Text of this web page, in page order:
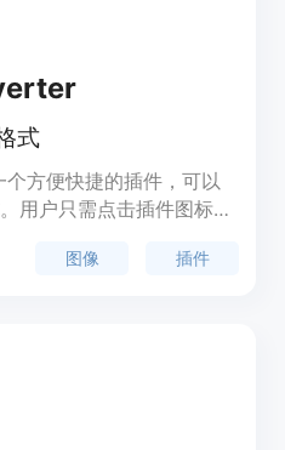
式
方便快捷的插件，可以
用户只需点击插件图标，
图像 插件